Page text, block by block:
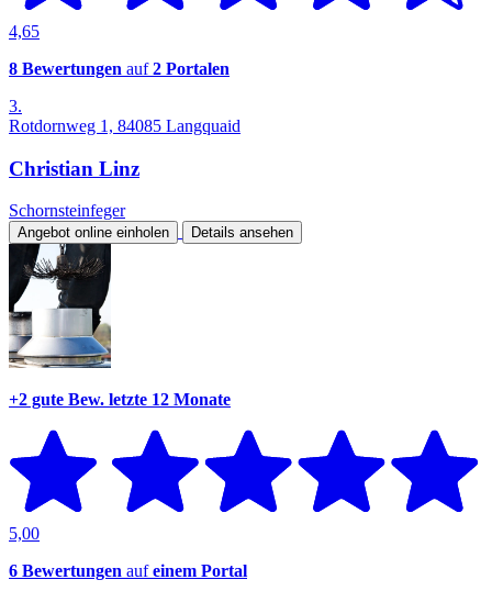
4,65
8 Bewertungen auf2 Portalen
3.
Rotdornweg 1, 84085 Langquaid
Christian Linz
Schornsteinfeger
Angebot online einholen Details ansehen
+2 gute Bew. letzte 12 Monate
5,00
6 Bewertungen aufeinem Portal